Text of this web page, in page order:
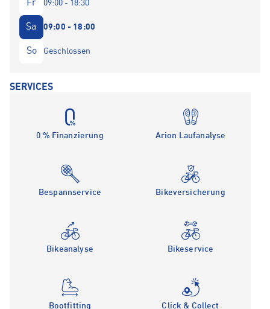
Fr 09:00 - 18:30
Sa 09:00 - 18:00
So Geschlossen
SERVICES
0 % Finanzierung Arion Laufanalyse
Bespannservice Bikeversicherung
Bikeanalyse Bikeservice
Bootfitting Click & Collect